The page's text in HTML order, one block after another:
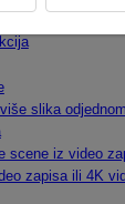
slika
scene iz video
zapisa ili 4K